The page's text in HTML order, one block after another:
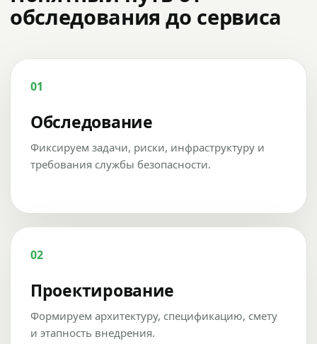
обследования до сервиса
01
Обследование
Фиксируем задачи, риски, инфраструктуру и
требования службы безопасности.
02
Проектирование
Формируем архитектуру, спецификацию, смету
и этапность внедрения.